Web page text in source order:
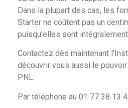
Dans la plupart des cas, les
Starter ne coûtent pas un
puisqu’elles sont
Contactez dès maintenant
découvrir vous aussi le
PNL.
Par téléphone au 01 77 38 13